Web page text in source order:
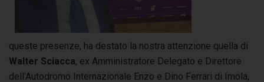
queste presenze, ha destato la nostra attenzione quella di
Walter Sciacca, ex Amministratore Delegato e Direttore
dell’Autodromo Internazionale Enzo e Dino Ferrari di Imola,